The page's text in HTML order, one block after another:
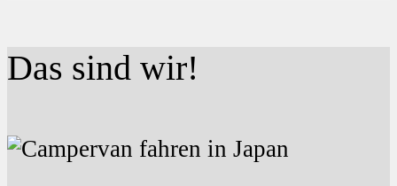
Das sind wir!